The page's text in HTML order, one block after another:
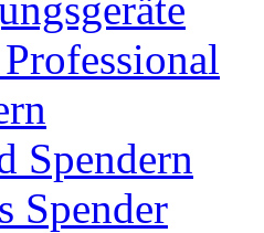
Spendern
Spender